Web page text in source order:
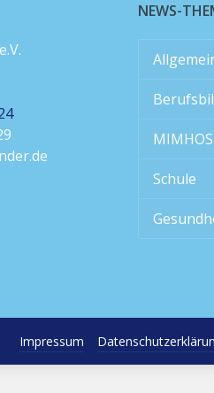
NEWS-
MIMHOS
Schule
Impressum